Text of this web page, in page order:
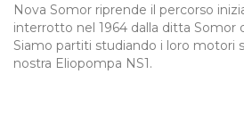
Nova Somor riprende il percorso
interrotto nel 1964 dalla ditta Somor
Siamo partiti studiando i loro motori
nostra Eliopompa NS1.